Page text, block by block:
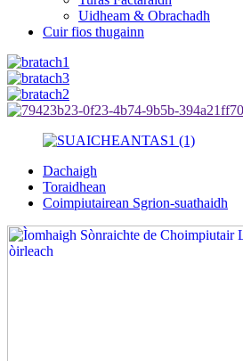
Uidheam & Obrachadh
Cuir fios thugainn
Dachaigh
Toraidhean
Coimpiutairean Sgrion-suathaidh